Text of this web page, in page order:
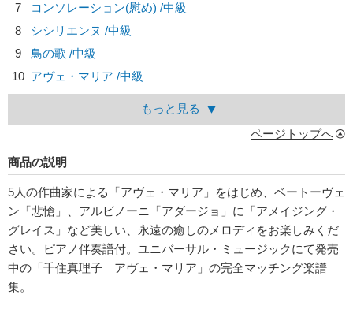
7
コンソレーション(慰め) /中級
8
シシリエンヌ /中級
9
鳥の歌 /中級
10 アヴェ・マリア /中級
もっと見る
ページトップへ
商品の説明
5人の作曲家による「アヴェ・マリア」をはじめ、ベートーヴェ
ン「悲愴」、アルビノーニ「アダージョ」に「アメイジング・
グレイス」など美しい、永遠の癒しのメロディをお楽しみくだ
さい。ピアノ伴奏譜付。ユニバーサル・ミュージックにて発売
中の「千住真理子 アヴェ・マリア」の完全マッチング楽譜
集。